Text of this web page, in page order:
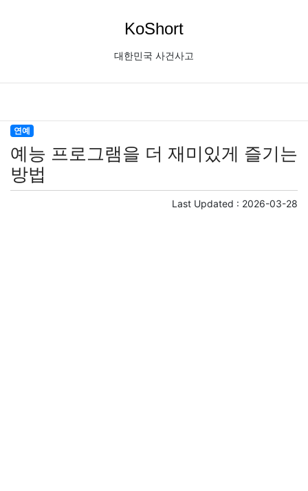
KoShort
대한민국 사건사고
연예
예능 프로그램을 더 재미있게 즐기는
방법
Last Updated : 2026-03-28